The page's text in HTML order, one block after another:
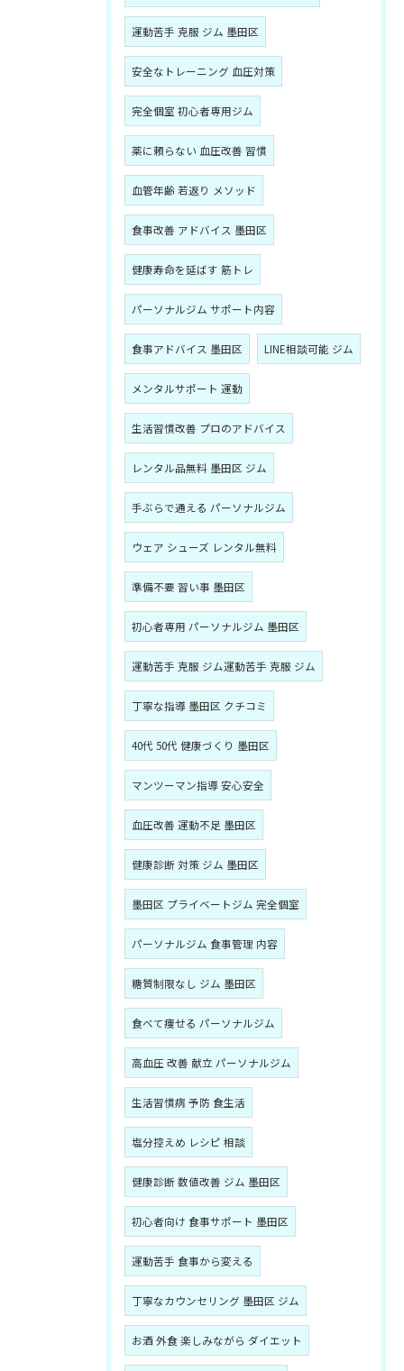
運動苦手 克服 ジム 墨田区
安全なトレーニング 血圧対策
完全個室 初心者専用ジム
薬に頼らない 血圧改善 習慣
血管年齢 若返り メソッド
食事改善 アドバイス 墨田区
健康寿命を延ばす 筋トレ
パーソナルジム サポート内容
食事アドバイス 墨田区 LINE相談可能 ジム
メンタルサポート 運動
生活習慣改善 プロのアドバイス
レンタル品無料 墨田区 ジム
手ぶらで通える パーソナルジム
ウェア シューズ レンタル無料
準備不要 習い事 墨田区
初心者専用 パーソナルジム 墨田区
運動苦手 克服 ジム運動苦手 克服 ジム
丁寧な指導 墨田区 クチコミ
40代 50代 健康づくり 墨田区
マンツーマン指導 安心安全
血圧改善 運動不足 墨田区
健康診断 対策 ジム 墨田区
墨田区 プライベートジム 完全個室
パーソナルジム 食事管理 内容
糖質制限なし ジム 墨田区
食べて痩せる パーソナルジム
高血圧 改善 献立 パーソナルジム
生活習慣病 予防 食生活
塩分控えめ レシピ 相談
健康診断 数値改善 ジム 墨田区
初心者向け 食事サポート 墨田区
運動苦手 食事から変える
丁寧なカウンセリング 墨田区 ジム
お酒 外食 楽しみながら ダイエット